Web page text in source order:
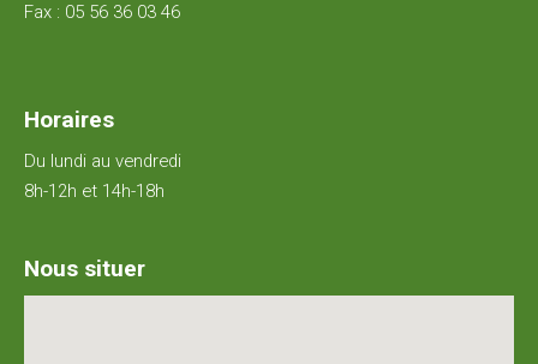
Fax : 05 56 36 03 46
Horaires
Du lundi au vendredi
8h-12h et 14h-18h
Nous situer